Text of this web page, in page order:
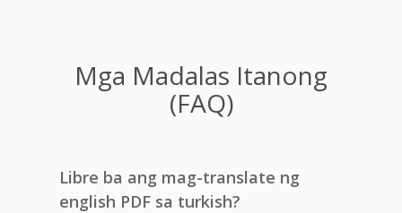
Mga Madalas Itanong
(FAQ)
Libre ba ang mag-translate ng
english PDF sa turkish?